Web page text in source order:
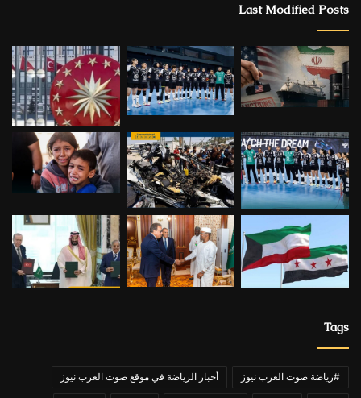
Last Modified Posts
Tags
#رياضة صوت العرب نيوز أخبار الرياضة في موقع صوت العرب نيوز